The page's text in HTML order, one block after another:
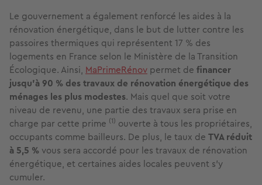
Le gouvernement a également renforcé les aides à la
rénovation énergétique, dans le but de lutter contre les
passoires thermiques qui représentent 17 % des
logements en France selon le Ministère de la Transition
Écologique. Ainsi, MaPrimeRénov permet de financer
jusqu’à 90 % des travaux de rénovation énergétique des
ménages les plus modestes. Mais quel que soit votre
niveau de revenu, une partie des travaux sera prise en
charge par cette prime (1) ouverte à tous les propriétaires,
occupants comme bailleurs. De plus, le taux de TVA réduit
à 5,5 % vous sera accordé pour les travaux de rénovation
énergétique, et certaines aides locales peuvent s’y
cumuler.